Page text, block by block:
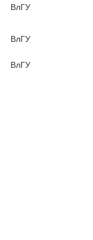
ВлГУ
ВлГУ
ВлГУ